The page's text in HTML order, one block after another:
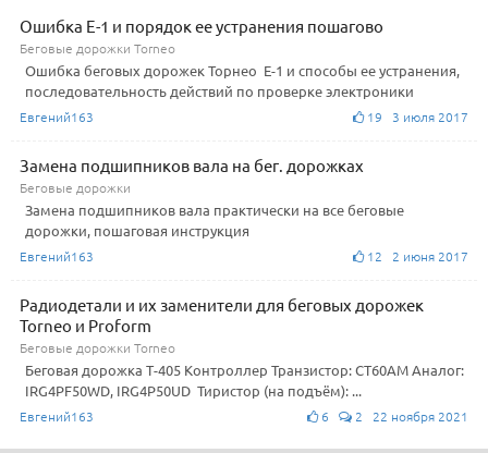
Ошибка Е-1 и порядок ее устранения пошагово
Беговые дорожки Torneo
Ошибка беговых дорожек Торнео Е-1 и способы ее устранения,
последовательность действий по проверке электроники
Евгений163 19 3 июля 2017
Замена подшипников вала на бег. дорожках
Беговые дорожки
Замена подшипников вала практически на все беговые
дорожки, пошаговая инструкция
Евгений163 12 2 июня 2017
Радиодетали и их заменители для беговых дорожек
Torneo и Proform
Беговые дорожки Torneo
Беговая дорожка Т-405 Контроллер Транзистор: CT60AM Аналог:
IRG4PF50WD, IRG4P50UD Тиристор (на подъём): ...
Евгений163 6 2 22 ноября 2021